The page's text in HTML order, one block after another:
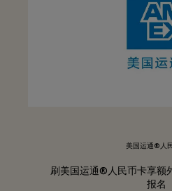
美国运通®人
刷美国运通®人民币卡享额
报名